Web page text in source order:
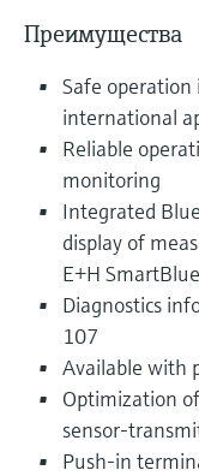
Преимущества
Safe operation
international
Reliable
monitoring
Integrated
display of
E+H
Diagnostics
107
Available with
Optimization
sensor-
Push-in